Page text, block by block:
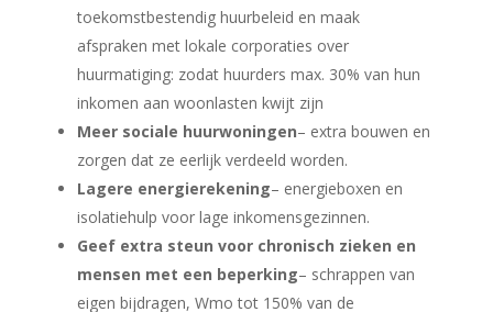
toekomstbestendig huurbeleid en maak
afspraken met lokale corporaties over
huurmatiging: zodat huurders max. 30% van hun
inkomen aan woonlasten kwijt zijn
Meer sociale huurwoningen– extra bouwen en
zorgen dat ze eerlijk verdeeld worden.
Lagere energierekening– energieboxen en
isolatiehulp voor lage inkomensgezinnen.
Geef extra steun voor chronisch zieken en
mensen met een beperking– schrappen van
eigen bijdragen, Wmo tot 150% van de